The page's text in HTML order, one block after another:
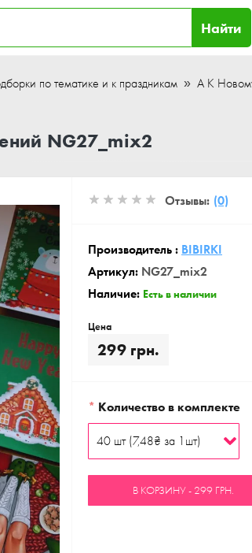
Найти
по тематике и к праздникам А К
NG27_mix2
Отзывы: (0)
Производитель : BIBIRKI
Артикул: NG27_mix2
Наличие: Есть в наличии
Цена
299 грн.
* Количество в комплекте
В КОРЗИНУ - 299 ГРН.